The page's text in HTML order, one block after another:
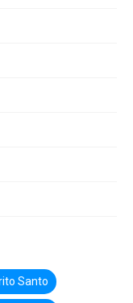
Santo